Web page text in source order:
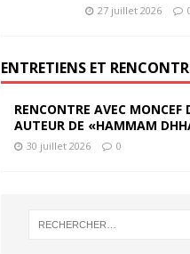
27 juillet 2026
ENTRETIENS ET
RENCONTRE AVEC MONCEF
AUTEUR DE «HAMMAM
30 juillet 2026 0